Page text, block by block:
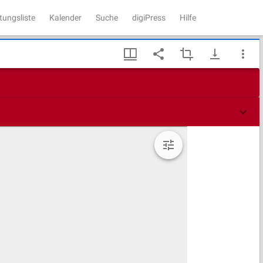
Kalender Suche digiPress Hilfe